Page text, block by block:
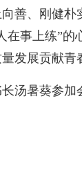
善、刚健朴
在事上练”的
发展贡献青
汤暑葵参加